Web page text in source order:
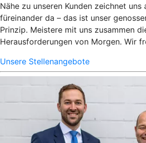
Nähe zu unseren Kunden zeichnet uns
füreinander da – das ist unser
Prinzip. Meistere mit uns zusammen
Herausforderungen von Morgen. Wir
Unsere Stellenangebote